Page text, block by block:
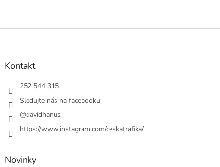
Z
Kontakt
252 544 315
Sledujte nás na facebooku
@davidhanus
https://www.instagram.com/ceskatrafika/
Novinky